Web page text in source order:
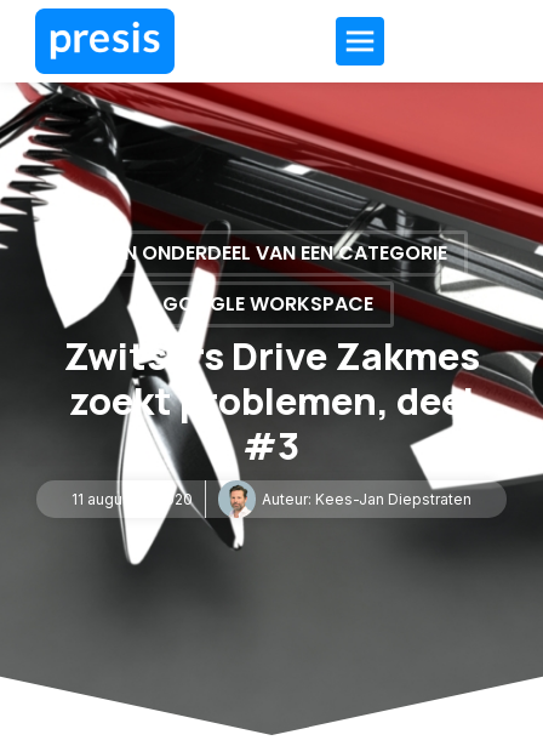
GEEN ONDERDEEL VAN EEN CATEGORIE
GOOGLE WORKSPACE
Zwitsers Drive Zakmes
zoekt problemen, deel
#3
11 augustus 2020 Auteur: Kees-Jan Diepstraten